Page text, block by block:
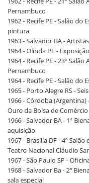
Pernambuco
1962 - Recife PE - Salão
pintura
1963 - Salvador BA -
1964 - Olinda PE -
1964 - Recife PE - 23º
Pernambuco
1964 - Recife PE - Salão
1965 - Porto Alegre RS -
1966 - Córdoba (Argentina)
Ouro da Bolsa de
1966 - Salvador BA - 1ª
aquisição
1967 - Brasília DF - 4º
Teatro Nacional Cláudio
1967 - São Paulo SP -
1968 - Salvador Ba - 2ª
sala especial